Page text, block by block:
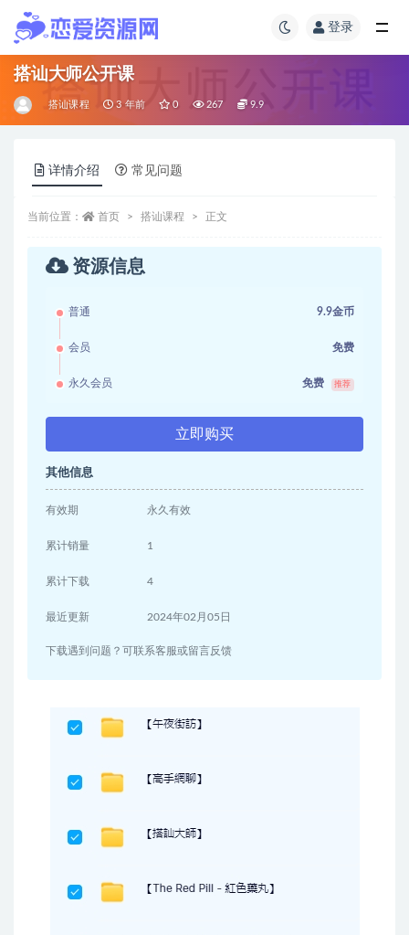
登录
搭讪大师公开课
搭讪课程 3 年前 0 267 9.9
详情介绍 常见问题
当前位置： 首页 搭讪课程 正文
资源信息
普通 9.9金币
会员 免费
永久会员 免费 推荐
立即购买
其他信息
有效期 永久有效
累计销量 1
累计下载 4
最近更新 2024年02月05日
下载遇到问题？可联系客服或留言反馈